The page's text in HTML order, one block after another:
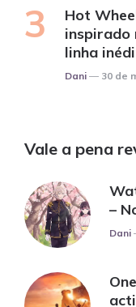
Hot
inspirado
linha
Posted
Dani 30 de
Vale a pena
–
Dani